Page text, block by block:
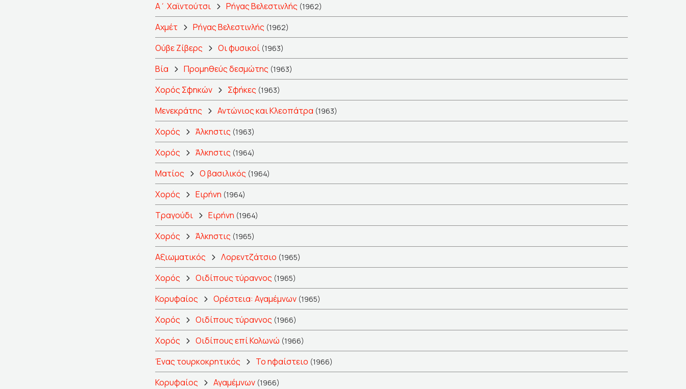
Α΄ Χαϊντούτσι Ρήγας Βελεστινλής (1962)
Αχμέτ Ρήγας Βελεστινλής (1962)
Ούβε Ζίβερς Οι φυσικοί (1963)
Βία Προμηθεύς δεσμώτης (1963)
Χορός Σφηκών Σφήκες (1963)
Μενεκράτης Αντώνιος και Κλεοπάτρα (1963)
Χορός Άλκηστις (1963)
Χορός Άλκηστις (1964)
Ματίος Ο βασιλικός (1964)
Χορός Ειρήνη (1964)
Τραγούδι Ειρήνη (1964)
Χορός Άλκηστις (1965)
Αξιωματικός Λορεντζάτσιο (1965)
Χορός Οιδίπους τύραννος (1965)
Κορυφαίος Ορέστεια: Αγαμέμνων (1965)
Χορός Οιδίπους τύραννος (1966)
Χορός Οιδίπους επί Κολωνώ (1966)
Ένας τουρκοκρητικός Το ηφαίστειο (1966)
Κορυφαίος Αγαμέμνων (1966)